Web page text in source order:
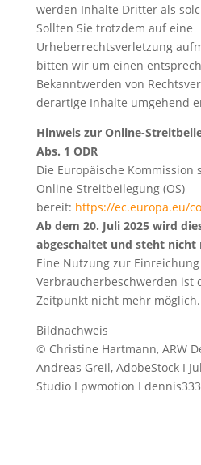
werden Inhalte Dritter als
Sollten Sie trotzdem auf eine
Urheberrechtsverletzung
bitten wir um einen
Bekanntwerden von
derartige Inhalte umgehend
Hinweis zur Online-
Abs. 1 ODR
Die Europäische
Online-Streitbeilegung (OS)
bereit: https://ec.europa.eu/
Ab dem 20. Juli 2025 wird
abgeschaltet und steht nicht
Eine Nutzung zur
Verbraucherbeschwerden ist
Zeitpunkt nicht mehr möglich.
Bildnachweis
© Christine Hartmann, ARW
Andreas Greil, AdobeStock I
Studio I pwmotion I dennis333